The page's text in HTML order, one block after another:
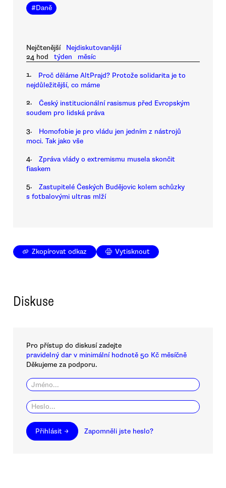
#Daně
Nejčtenější
Nejdiskutovanější
24 hod
týden měsíc
1.
Proč děláme AltPrajd? Protože solidarita je to
nejdůležitější, co máme
2.
Český institucionální rasismus před Evropským
soudem pro lidská práva
3.
Homofobie je pro vládu jen jedním z nástrojů
moci. Tak jako vše
4.
Zpráva vlády o extremismu musela skončit
fiaskem
5.
Zastupitelé Českých Budějovic kolem schůzky
s fotbalovými ultras mlží
Zkopírovat odkaz Vytisknout
Diskuse
Pro přístup do diskusí zadejte
pravidelný dar v minimální hodnotě 50 Kč měsíčně
Děkujeme za podporu.
Přihlásit → Zapomněli jste heslo?